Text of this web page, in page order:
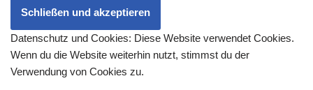
Datenschutz und Cookies: Diese Website verwendet Cookies.
Wenn du die Website weiterhin nutzt, stimmst du der
Verwendung von Cookies zu.